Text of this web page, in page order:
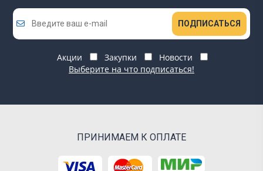
ПОДПИСАТЬСЯ
Акции Закупки
Новости
Выберите на что подписаться!
ПРИНИМАЕМ К ОПЛАТЕ